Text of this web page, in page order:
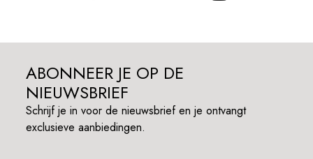
ABONNEER JE OP DE
NIEUWSBRIEF
Schrijf je in voor de nieuwsbrief en je ontvangt
exclusieve aanbiedingen.